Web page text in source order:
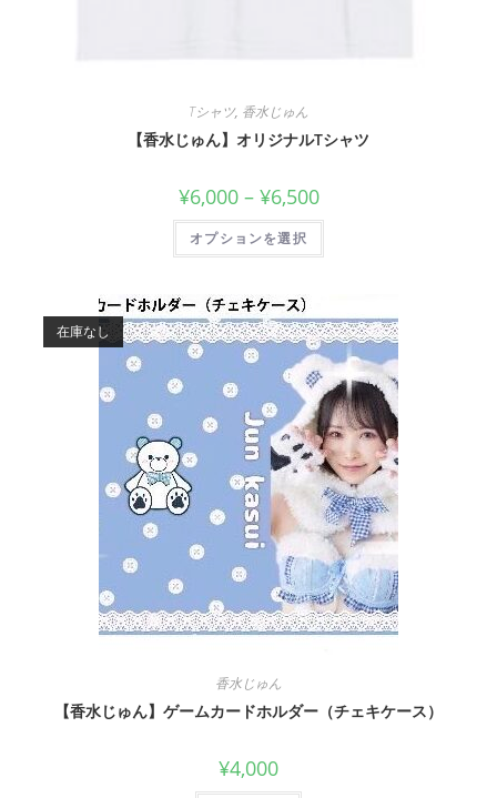
Tシャツ, 香水じゅん
【香水じゅん】オリジナルTシャツ
¥6,000– ¥6,500
オプションを選択
在庫なし
香水じゅん
【香水じゅん】ゲームカードホルダー（チェキケース）
¥4,000